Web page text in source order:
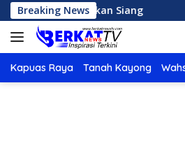
Langsung
ke
konten
Breaking News
Makan Siang Strategi
Kapuas Raya Tanah Kayong